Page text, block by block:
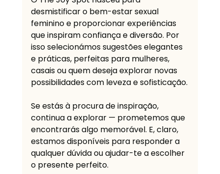
desmistificar o bem-estar sexual
feminino e proporcionar experiências
que inspiram confiança e diversão. Por
isso selecionámos sugestões elegantes
e práticas, perfeitas para mulheres,
casais ou quem deseja explorar novas
possibilidades com leveza e sofisticação.
Se estás à procura de inspiração,
continua a explorar — prometemos que
encontrarás algo memorável. E, claro,
estamos disponíveis para responder a
qualquer dúvida ou ajudar-te a escolher
o presente perfeito.